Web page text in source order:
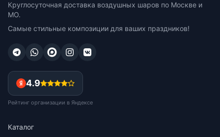
Круглосуточная доставка воздушных шаров по Москве и
МО.
Самые стильные композиции для ваших праздников!
4.9
Рейтинг организации в Яндексе
Каталог